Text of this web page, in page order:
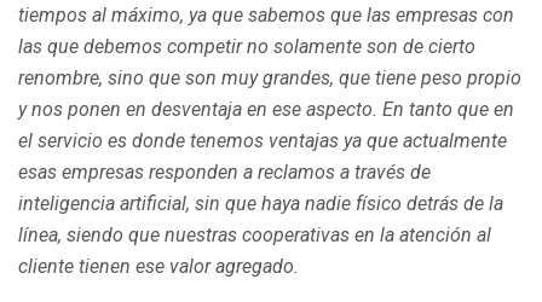
tiempos al máximo, ya que sabemos que las empresas con
las que debemos competir no solamente son de cierto
renombre, sino que son muy grandes, que tiene peso propio
y nos ponen en desventaja en ese aspecto. En tanto que en
el servicio es donde tenemos ventajas ya que actualmente
esas empresas responden a reclamos a través de
inteligencia artificial, sin que haya nadie físico detrás de la
línea, siendo que nuestras cooperativas en la atención al
cliente tienen ese valor agregado.